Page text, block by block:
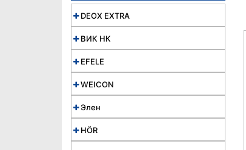
DEOX EXTRA
ВИК НК
EFELE
WEICON
Элен
HÖR